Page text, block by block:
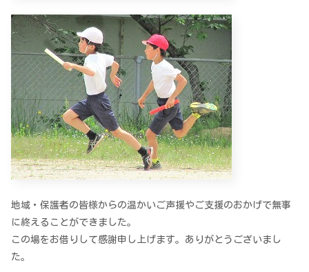
地域・保護者の皆様からの温かいご声援やご支援のおかげで無事
に終えることができました。
この場をお借りして感謝申し上げます。ありがとうございまし
た。